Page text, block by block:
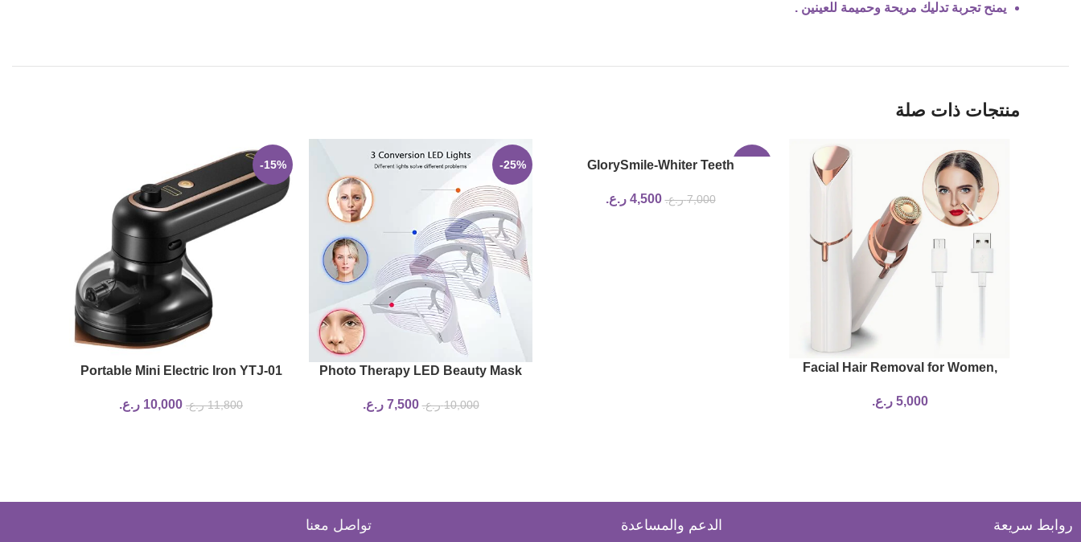
يمنح تجربة تدليك مريحة وحميمة للعينين .
منتجات ذات صلة
Facial Hair Removal for Women,
Remover for Face, Lip, Chin with
5,000 ر.ع.
GlorySmile-Whiter Teeth
7,000 ر.ع. 4,500 ر.ع.
-25%
Photo Therapy LED Beauty Mask
10,000 ر.ع. 7,500 ر.ع.
-15%
Portable Mini Electric Iron YTJ-01
11,800 ر.ع. 10,000 ر.ع.
روابط سريعة الدعم والمساعدة تواصل معنا